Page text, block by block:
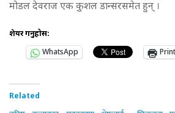
मोडल देवराज एक कुशल डान्सरसमेत हुन् ।
शेयर गर्नुहोस:
WhatsApp
Print
Related